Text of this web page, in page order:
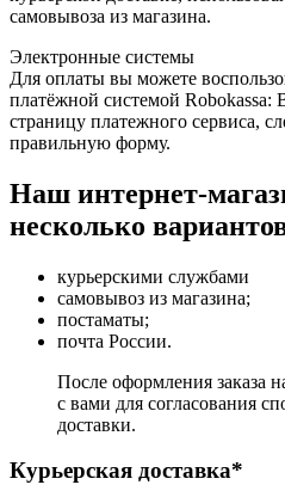
самовывоза из магазина.
Электронные системы
Для оплаты вы можете
платёжной системой Robokassa:
страницу платежного сервиса,
правильную форму.
Наш интернет-
несколько
курьерскими службами
самовывоз из магазина;
постаматы;
почта России.
После оформления заказа
с вами для согласования
доставки.
Курьерская доставка*